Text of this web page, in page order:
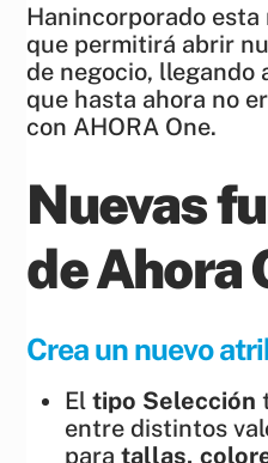
Hanincorporado
que permitirá abrir
de negocio, llegando
que hasta ahora no
con AHORA One.
Nuevas
de Ahora
Crea un nuevo
Eltipo Selección
entre distintos
paratallas,